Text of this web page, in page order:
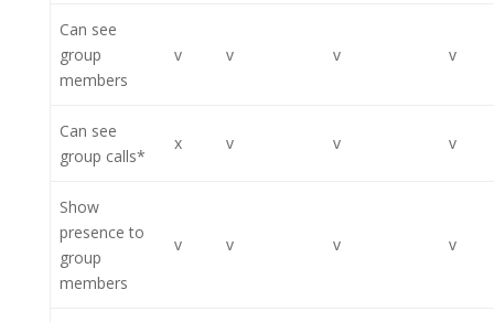
Can see
group
members
v v v v
Can see
group calls*
x v v v
Show
presence to
group
members
v v v v